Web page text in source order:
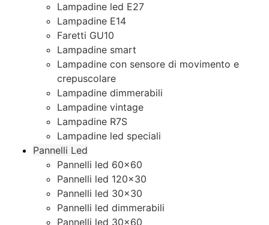
Lampadine led E27
Lampadine E14
Faretti GU10
Lampadine smart
Lampadine con sensore di movimento e
crepuscolare
Lampadine dimmerabili
Lampadine vintage
Lampadine R7S
Lampadine led speciali
Pannelli Led
Pannelli led 60×60
Pannelli led 120×30
Pannelli led 30×30
Pannelli led dimmerabili
Pannelli led 30×60